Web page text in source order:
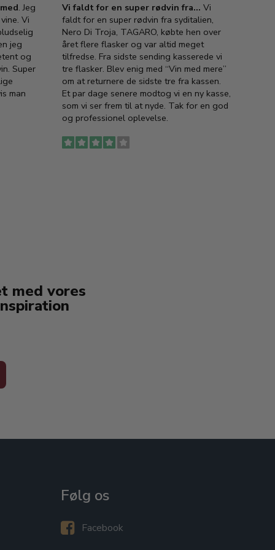
. Jeg
Vi
jeg
og
Super
man
Vi faldt for en super rødvin fra… Vi
faldt for en super rødvin fra syditalien,
Nero Di Troja, TAGARO, købte hen over
året flere flasker og var altid meget
tilfredse. Fra sidste sending kasserede vi
tre flasker. Blev enig med “Vin med mere”
om at returnere de sidste tre fra kassen.
Et par dage senere modtog vi en ny kasse,
som vi ser frem til at nyde. Tak for en god
og professionel oplevelse.
med vores
Følg os
Facebook